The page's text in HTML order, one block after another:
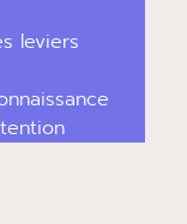
leviers